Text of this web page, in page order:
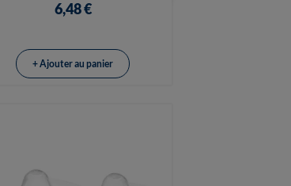
6,48 €
+ Ajouter au panier